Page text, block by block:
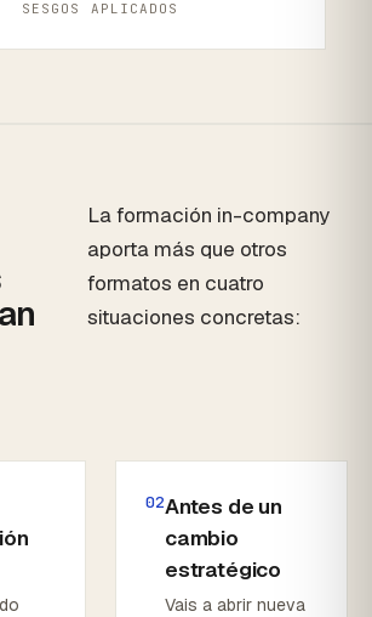
SESGOS APLICADOS
La formación in-company
aporta más que otros
formatos en cuatro
situaciones concretas:
02Antes de un
cambio
estratégico
Vais a abrir nueva